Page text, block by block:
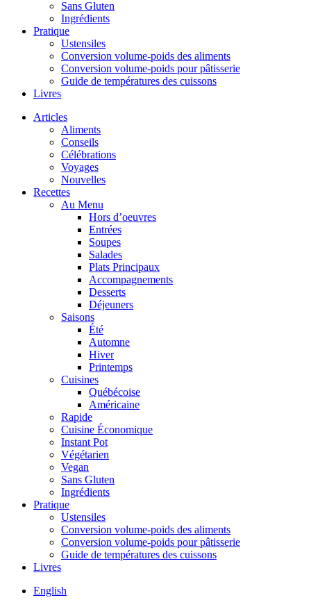
Sans Gluten
Ingrédients
Pratique
Ustensiles
Conversion volume-poids des aliments
Conversion volume-poids pour pâtisserie
Guide de températures des cuissons
Livres
Articles
Aliments
Conseils
Célébrations
Voyages
Nouvelles
Recettes
Au Menu
Hors d’oeuvres
Entrées
Soupes
Salades
Plats Principaux
Accompagnements
Desserts
Déjeuners
Saisons
Été
Automne
Hiver
Printemps
Cuisines
Québécoise
Américaine
Rapide
Cuisine Économique
Instant Pot
Végétarien
Vegan
Sans Gluten
Ingrédients
Pratique
Ustensiles
Conversion volume-poids des aliments
Conversion volume-poids pour pâtisserie
Guide de températures des cuissons
Livres
English